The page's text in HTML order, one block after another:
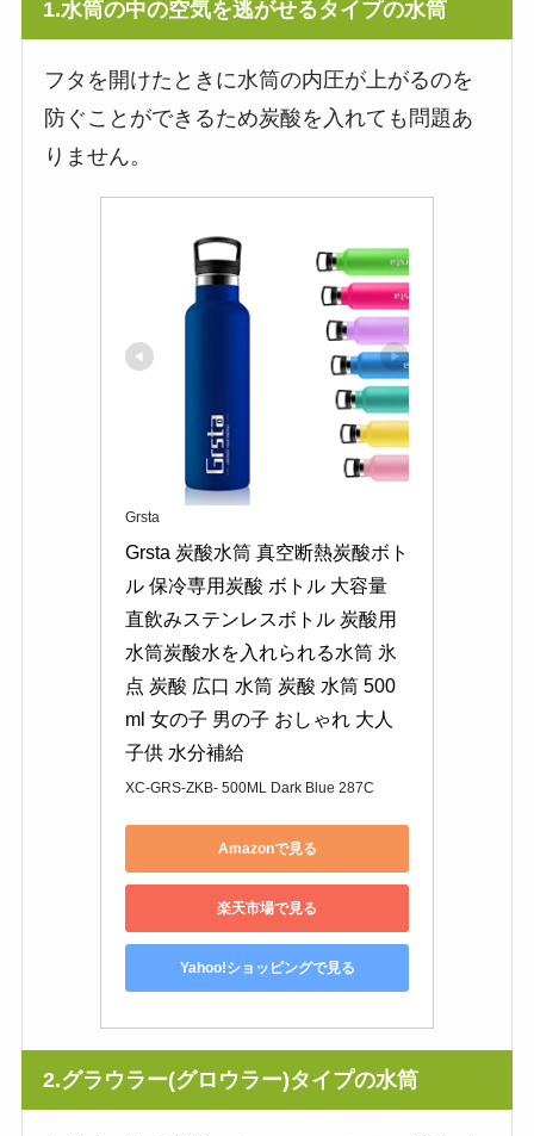
1.水筒の中の空気を逃がせるタイプの水筒
フタを開けたときに水筒の内圧が上がるのを
防ぐことができるため炭酸を入れても問題あ
りません。
Grsta
Grsta 炭酸水筒 真空断熱炭酸ボト
ル 保冷専用炭酸 ボトル 大容量
直飲みステンレスボトル 炭酸用
水筒炭酸水を入れられる水筒 氷
点 炭酸 広口 水筒 炭酸 水筒 500
ml 女の子 男の子 おしゃれ 大人
子供 水分補給
XC-GRS-ZKB- 500ML Dark Blue 287C
Amazonで見る
楽天市場で見る
Yahoo!ショッピングで見る
2.グラウラー(グロウラー)タイプの水筒